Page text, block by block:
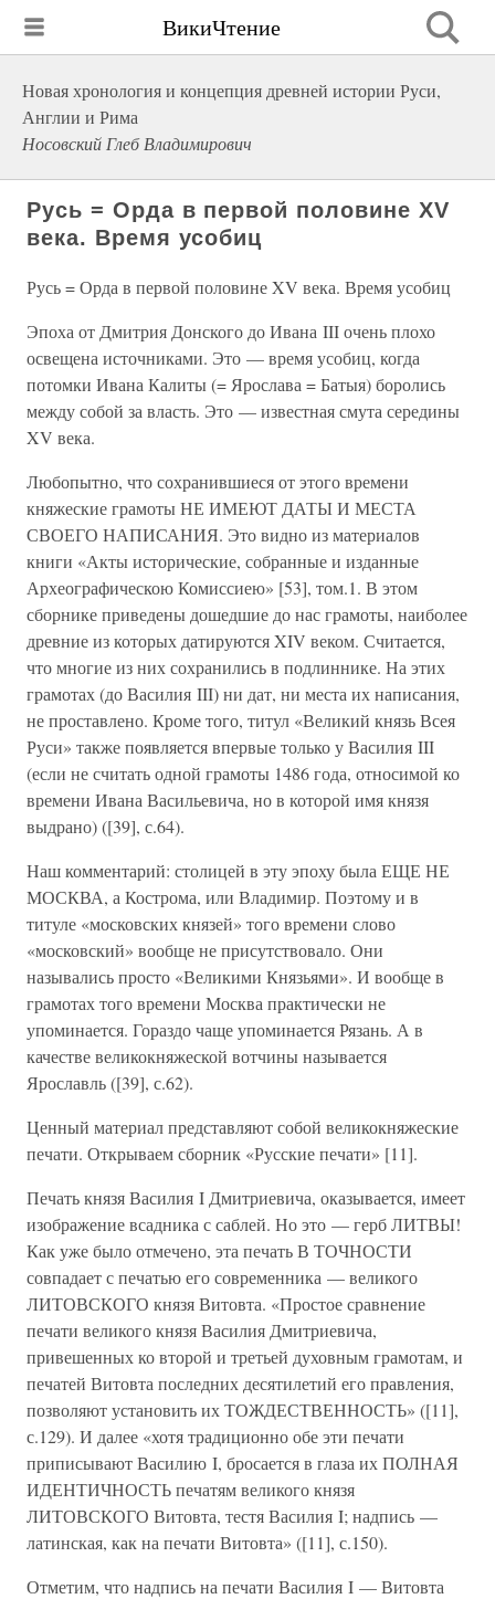
ВикиЧтение
Новая хронология и концепция древней истории Руси,
Англии и Рима
Носовский Глеб Владимирович
Русь = Орда в первой половине XV
века. Время усобиц
Русь = Орда в первой половине XV века. Время усобиц
Эпоха от Дмитрия Донского до Ивана III очень плохо
освещена источниками. Это — время усобиц, когда
потомки Ивана Калиты (= Ярослава = Батыя) боролись
между собой за власть. Это — известная смута середины
XV века.
Любопытно, что сохранившиеся от этого времени
княжеские грамоты НЕ ИМЕЮТ ДАТЫ И МЕСТА
СВОЕГО НАПИСАНИЯ. Это видно из материалов
книги «Акты исторические, собранные и изданные
Археографическою Комиссиею» [53], том.1. В этом
сборнике приведены дошедшие до нас грамоты, наиболее
древние из которых датируются XIV веком. Считается,
что многие из них сохранились в подлиннике. На этих
грамотах (до Василия III) ни дат, ни места их написания,
не проставлено. Кроме того, титул «Великий князь Всея
Руси» также появляется впервые только у Василия III
(если не считать одной грамоты 1486 года, относимой ко
времени Ивана Васильевича, но в которой имя князя
выдрано) ([39], с.64).
Наш комментарий: столицей в эту эпоху была ЕЩЕ НЕ
МОСКВА, а Кострома, или Владимир. Поэтому и в
титуле «московских князей» того времени слово
«московский» вообще не присутствовало. Они
назывались просто «Великими Князьями». И вообще в
грамотах того времени Москва практически не
упоминается. Гораздо чаще упоминается Рязань. А в
качестве великокняжеской вотчины называется
Ярославль ([39], с.62).
Ценный материал представляют собой великокняжеские
печати. Открываем сборник «Русские печати» [11].
Печать князя Василия I Дмитриевича, оказывается, имеет
изображение всадника с саблей. Но это — герб ЛИТВЫ!
Как уже было отмечено, эта печать В ТОЧНОСТИ
совпадает с печатью его современника — великого
ЛИТОВСКОГО князя Витовта. «Простое сравнение
печати великого князя Василия Дмитриевича,
привешенных ко второй и третьей духовным грамотам, и
печатей Витовта последних десятилетий его правления,
позволяют установить их ТОЖДЕСТВЕННОСТЬ» ([11],
с.129). И далее «хотя традиционно обе эти печати
приписывают Василию I, бросается в глаза их ПОЛНАЯ
ИДЕНТИЧНОСТЬ печатям великого князя
ЛИТОВСКОГО Витовта, тестя Василия I; надпись —
латинская, как на печати Витовта» ([11], с.150).
Отметим, что надпись на печати Василия I — Витовта